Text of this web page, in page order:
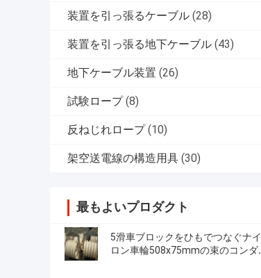
装置を引っ張るケーブル (28)
装置を引っ張る地下ケーブル (43)
地下ケーブル装置 (26)
試験ロープ (8)
反ねじれロープ (10)
架空送電線の構造用具 (30)
最もよいプロダクト
5滑車ブロックをひもでつなぐナイ
ロン車輪508x75mmの束のコンダ